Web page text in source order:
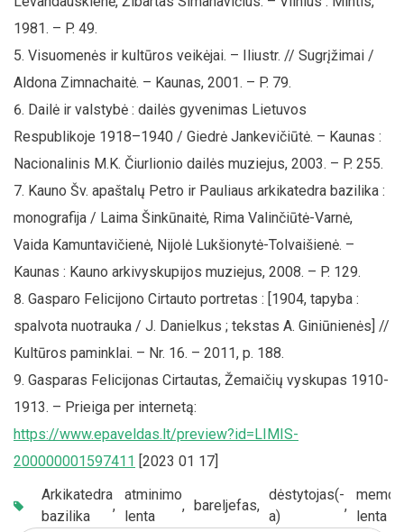
1981. – P. 49.
Visuomenės ir kultūros veikėjai. – Iliustr. // Sugrįžimai /
Aldona Zimnachaitė. – Kaunas, 2001. – P. 79.
Dailė ir valstybė : dailės gyvenimas Lietuvos
Respublikoje 1918–1940 / Giedrė Jankevičiūtė. – Kaunas :
Nacionalinis M.K. Čiurlionio dailės muziejus, 2003. – P. 255.
Kauno Šv. apaštalų Petro ir Pauliaus arkikatedra bazilika :
monografija / Laima Šinkūnaitė, Rima Valinčiūtė-Varnė,
Vaida Kamuntavičienė, Nijolė Lukšionytė-Tolvaišienė. –
Kaunas : Kauno arkivyskupijos muziejus, 2008. – P. 129.
Gasparo Felicijono Cirtauto portretas : [1904, tapyba :
spalvota nuotrauka / J. Danielkus ; tekstas A. Giniūnienės] //
Kultūros paminklai. – Nr. 16. – 2011, p. 188.
Gasparas Felicijonas Cirtautas, Žemaičių vyskupas 1910-
1913. – Prieiga per internetą:
https://www.epaveldas.lt/preview?id=LIMIS-
200000001597411 [2023 01 17]
Arkikatedra
bazilika
,
atminimo
lenta
, bareljefas,
dėstytojas(-
a)
,
lenta